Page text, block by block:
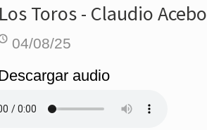
Los Toros - Claudio Acebo
04/08/25
audio